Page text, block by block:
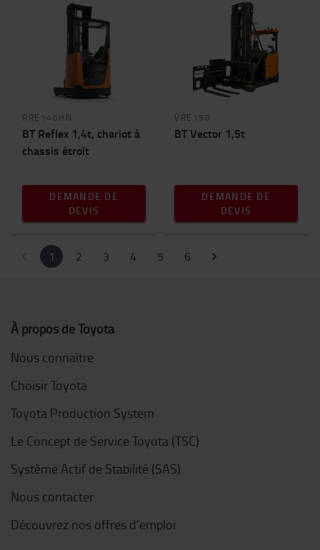
RRE140HN
BT Reflex 1,4t, chariot à
chassis étroît
DEMANDE DE
DEVIS
VRE150
BT Vector 1,5t
DEMANDE DE
DEVIS
1 2 3 4 5 6
À propos de Toyota
Nous connaître
Choisir Toyota
Toyota Production System
Le Concept de Service Toyota (TSC)
Système Actif de Stabilité (SAS)
Nous contacter
Découvrez nos offres d'emploi